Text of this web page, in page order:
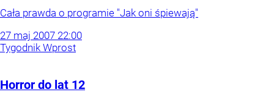
Cała prawda o programie "Jak oni śpiewają"
27 maj 2007 22:00
Tygodnik Wprost
Horror do lat 12